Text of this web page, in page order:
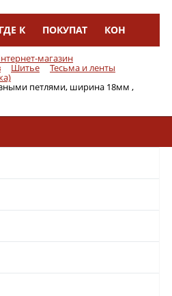
ГДЕ КУПИТЬПОКУПАТЕЛЯМКОНТАКТЫ
магазин
Шитье Тесьма и ленты
петлями, ширина 18мм ,